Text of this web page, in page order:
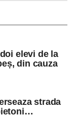
elevi de la
din cauza
strada